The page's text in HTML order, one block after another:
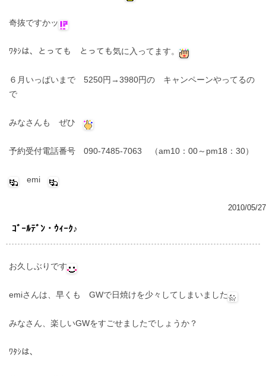
奇抜ですかッ
ﾜﾀｼは、とっても とっても気に入ってます。
６月いっぱいまで 5250円→3980円の キャンペーンやってるの
で
みなさんも ぜひ
予約受付電話番号 090-7485-7063 （am10：00～pm18：30）
emi
2010/05/27
ｺﾞｰﾙﾃﾞﾝ・ｳｨｰｸ♪
お久しぶりです
emiさんは、早くも GWで日焼けを少々してしまいました
みなさん、楽しいGWをすごせましたでしょうか？
ﾜﾀｼは、